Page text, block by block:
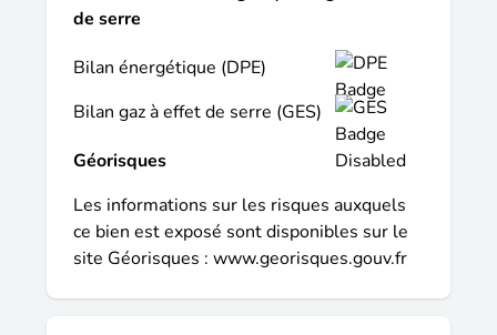
de serre
Bilan énergétique (DPE)
Bilan gaz à effet de serre (GES)
Géorisques
Les informations sur les risques auxquels
ce bien est exposé sont disponibles sur le
site Géorisques : www.georisques.gouv.fr